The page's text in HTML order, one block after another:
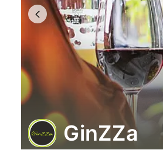
GinZZa